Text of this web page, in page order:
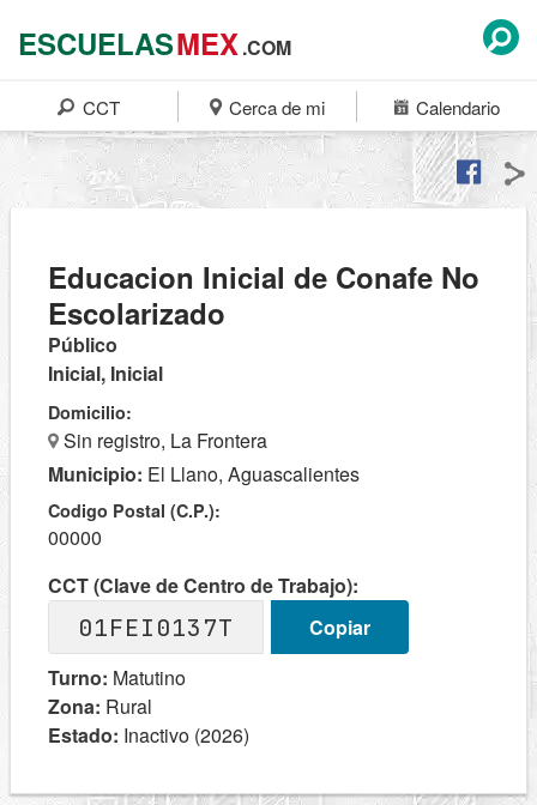
ESCUELASMEX.COM
CCT Cerca de mi Calendario
Educacion Inicial de Conafe No
Escolarizado
Público
Inicial, Inicial
Domicilio:
Sin registro, La Frontera
Municipio: El Llano, Aguascalientes
Codigo Postal (C.P.):
00000
CCT (Clave de Centro de Trabajo):
01FEI0137T
Copiar
Turno: Matutino
Zona: Rural
Estado: Inactivo (2026)